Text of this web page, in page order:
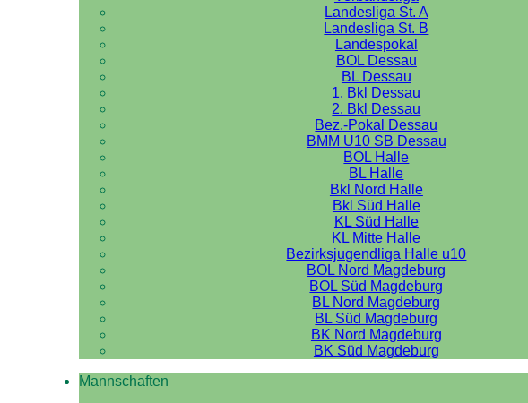
Landesliga St. A
Landesliga St. B
Landespokal
BOL Dessau
BL Dessau
1. Bkl Dessau
2. Bkl Dessau
Bez.-Pokal Dessau
BMM U10 SB Dessau
BOL Halle
BL Halle
Bkl Nord Halle
Bkl Süd Halle
KL Süd Halle
KL Mitte Halle
Bezirksjugendliga Halle u10
BOL Nord Magdeburg
BOL Süd Magdeburg
BL Nord Magdeburg
BL Süd Magdeburg
BK Nord Magdeburg
BK Süd Magdeburg
Mannschaften